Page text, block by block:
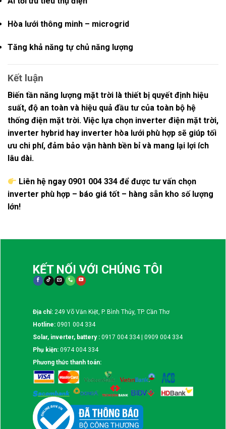
Hòa lưới thông minh – microgrid
Tăng khả năng tự chủ năng lượng
Kết luận
Biến tần năng lượng mặt trời là thiết bị quyết định hiệu
suất, độ an toàn và hiệu quả đầu tư của toàn bộ hệ
thống điện mặt trời. Việc lựa chọn inverter điện mặt trời,
inverter hybrid hay inverter hòa lưới phù hợp sẽ giúp tối
ưu chi phí, đảm bảo vận hành bền bỉ và mang lại lợi ích
lâu dài.
Liên hệ ngay 0901 004 334 để đượctư vấn chọn
inverter phù hợp – báo giá tốt – hàng sẵn kho số lượng
lớn!
KẾT NỐI VỚI CHÚNG TÔI
Địa chỉ: 249 Võ Văn Kiệt, P. Bình Thủy, TP. Cần Thơ
Hotline: 0901 004 334
Solar, inverter, battery : 0917 004 334 | 0909 004 334
Phụ kiện: 0974 004 334
Phương thức thanh toán: